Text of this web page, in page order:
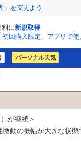
」を支えよう
利に新規取得
初回購入限定、アプリで
パーソナル天気
が継続＞
動の振幅が大きな状態